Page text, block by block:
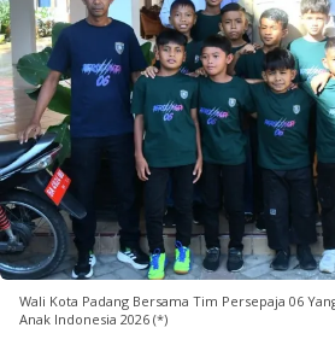
Wali Kota Padang Bersama Tim Persepaja 06
Anak Indonesia 2026 (*)